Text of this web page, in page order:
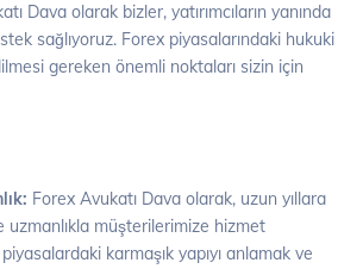
Dava olarak bizler, yatırımcıların yanında
sağlıyoruz. Forex piyasalarındaki hukuki
gereken önemli noktaları sizin için
Forex Avukatı Dava olarak, uzun yıllara
uzmanlıkla müşterilerimize hizmet
karmaşık yapıyı anlamak ve